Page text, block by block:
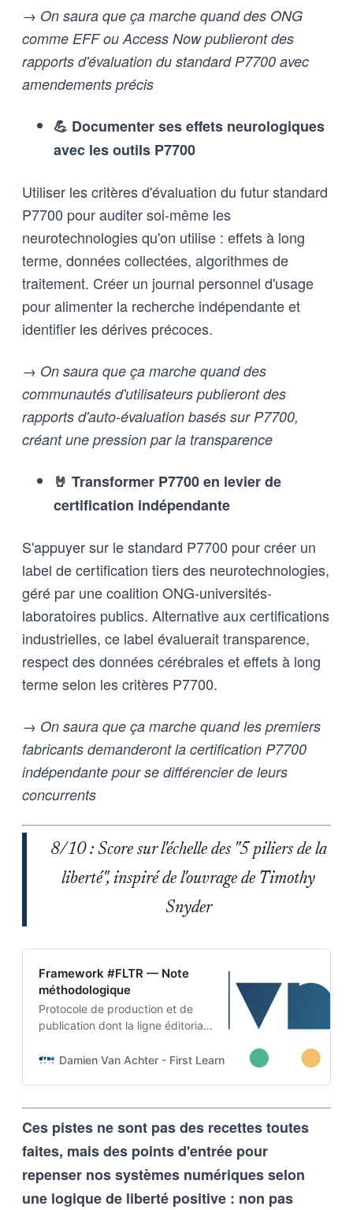
→ On saura que ça marche quand des ONG
comme EFF ou Access Now publieront des
rapports d'évaluation du standard P7700 avec
amendements précis
💪 Documenter ses effets neurologiques
avec les outils P7700
Utiliser les critères d'évaluation du futur standard
P7700 pour auditer soi-même les
neurotechnologies qu'on utilise : effets à long
terme, données collectées, algorithmes de
traitement. Créer un journal personnel d'usage
pour alimenter la recherche indépendante et
identifier les dérives précoces.
→ On saura que ça marche quand des
communautés d'utilisateurs publieront des
rapports d'auto-évaluation basés sur P7700,
créant une pression par la transparence
🤘 Transformer P7700 en levier de
certification indépendante
S'appuyer sur le standard P7700 pour créer un
label de certification tiers des neurotechnologies,
géré par une coalition ONG-universités-
laboratoires publics. Alternative aux certifications
industrielles, ce label évaluerait transparence,
respect des données cérébrales et effets à long
terme selon les critères P7700.
→ On saura que ça marche quand les premiers
fabricants demanderont la certification P7700
indépendante pour se différencier de leurs
concurrents
8/10 : Score sur l'échelle des "5 piliers de la
liberté", inspiré de l'ouvrage de Timothy
Snyder
Framework #FLTR — Note
méthodologique
Protocole de production et de
publication dont la ligne éditoriale
projet. Cette architecture auto-
techniques, imposées tant aux
outils d’intelligence artificielle
et vice-versa
Damien Van Achter - First Learn The Rules. Then Break
Ces pistes ne sont pas des recettes toutes
faites, mais des points d'entrée pour
repenser nos systèmes numériques selon
une logique de liberté positive : non pas